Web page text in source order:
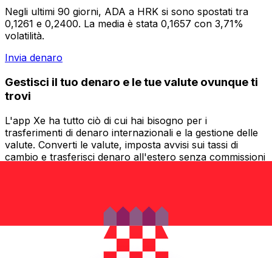
Negli ultimi 90 giorni, ADA a HRK si sono spostati tra
0,1261 e 0,2400. La media è stata 0,1657 con 3,71%
volatilità.
Invia denaro
Gestisci il tuo denaro e le tue valute ovunque ti
trovi
L'app Xe ha tutto ciò di cui hai bisogno per i
trasferimenti di denaro internazionali e la gestione delle
valute. Converti le valute, imposta avvisi sui tassi di
cambio e trasferisci denaro all'estero senza commissioni